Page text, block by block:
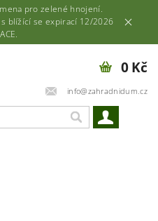
pro zelené hnojení.
blížící se expirací 12/2026
info@zahradnidum.cz
0 Kč